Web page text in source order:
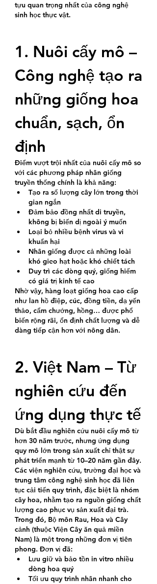
tựu quan trọng nhất của công nghệ
sinh học thực vật.
1. Nuôi cấy mô –
Công nghệ tạo ra
những giống hoa
chuẩn, sạch, ổn
định
Điểm vượt trội nhất của nuôi cấy mô so
với các phương pháp nhân giống
truyền thống chính là khả năng:
Tạo ra số lượng cây lớn trong thời
gian ngắn
Đảm bảo đồng nhất di truyền,
không bị biến dị ngoài ý muốn
Loại bỏ nhiều bệnh virus và vi
khuẩn hại
Nhân giống được cả những loài
khó gieo hạt hoặc khó chiết tách
Duy trì các dòng quý, giống hiếm
có giá trị kinh tế cao
Nhờ vậy, hàng loạt giống hoa cao cấp
như lan hồ điệp, cúc, đồng tiền, dạ yến
thảo, cẩm chướng, hồng… được phổ
biến rộng rãi, ổn định chất lượng và dễ
dàng tiếp cận hơn với nông dân.
2. Việt Nam – Từ
nghiên cứu đến
ứng dụng thực tế
Dù bắt đầu nghiên cứu nuôi cấy mô từ
hơn 30 năm trước, nhưng ứng dụng
quy mô lớn trong sản xuất chỉ thật sự
phát triển mạnh từ 10–20 năm gần đây.
Các viện nghiên cứu, trường đại học và
trung tâm công nghệ sinh học đã liên
tục cải tiến quy trình, đặc biệt là nhóm
cây hoa, nhằm tạo ra nguồn giống chất
lượng cao phục vụ sản xuất đại trà.
Trong đó, Bộ môn Rau, Hoa và Cây
cảnh (thuộc Viện Cây ăn quả miền
Nam) là một trong những đơn vị tiên
phong. Đơn vị đã:
Lưu giữ và bảo tồn in vitro nhiều
dòng hoa quý
Tối ưu quy trình nhân nhanh cho